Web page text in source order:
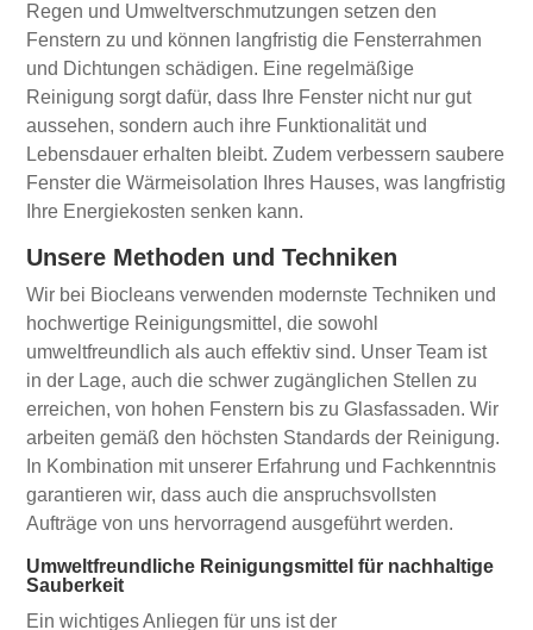
Regen und Umweltverschmutzungen setzen den
Fenstern zu und können langfristig die Fensterrahmen
und Dichtungen schädigen. Eine regelmäßige
Reinigung sorgt dafür, dass Ihre Fenster nicht nur gut
aussehen, sondern auch ihre Funktionalität und
Lebensdauer erhalten bleibt. Zudem verbessern saubere
Fenster die Wärmeisolation Ihres Hauses, was langfristig
Ihre Energiekosten senken kann.
Unsere Methoden und Techniken
Wir bei Biocleans verwenden modernste Techniken und
hochwertige Reinigungsmittel, die sowohl
umweltfreundlich als auch effektiv sind. Unser Team ist
in der Lage, auch die schwer zugänglichen Stellen zu
erreichen, von hohen Fenstern bis zu Glasfassaden. Wir
arbeiten gemäß den höchsten Standards der Reinigung.
In Kombination mit unserer Erfahrung und Fachkenntnis
garantieren wir, dass auch die anspruchsvollsten
Aufträge von uns hervorragend ausgeführt werden.
Umweltfreundliche Reinigungsmittel für nachhaltige
Sauberkeit
Ein wichtiges Anliegen für uns ist der